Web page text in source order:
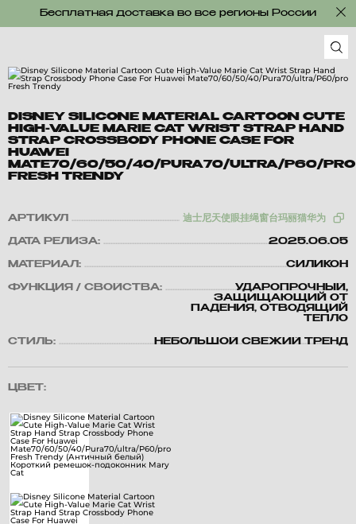
Бесплатная доставка во все регионы России
DISNEY SILICONE MATERIAL CARTOON CUTE
HIGH-VALUE MARIE CAT WRIST STRAP HAND
STRAP CROSSBODY PHONE CASE FOR
HUAWEI
MATE70/60/50/40/PURA70/ULTRA/P60/PRO
FRESH TRENDY
АРТИКУЛ 迪士尼天使眼挂绳窗台玛丽猫华为
ДАТА РЕЛИЗА: 2025.06.05
МАТЕРИАЛ: СИЛИКОН
ФУНКЦИЯ / СВОЙСТВА:
УДАРОПРОЧНЫЙ,
ЗАЩИЩАЮЩИЙ ОТ
ПАДЕНИЯ, ОТВОДЯЩИЙ
ТЕПЛО
СТИЛЬ: НЕБОЛЬШОЙ СВЕЖИЙ ТРЕНД
ЦВЕТ: